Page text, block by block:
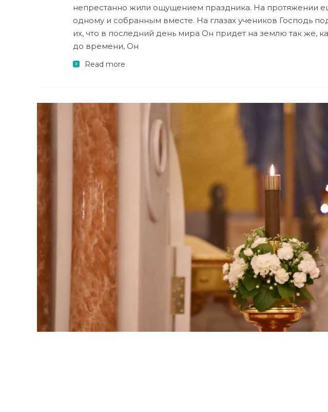
непрестанно жили ощущением праздника. На протяжении
одному и собранным вместе. На глазах учеников Господь
их, что в последний день мира Он придет на землю так же,
до времени, Он
Read more